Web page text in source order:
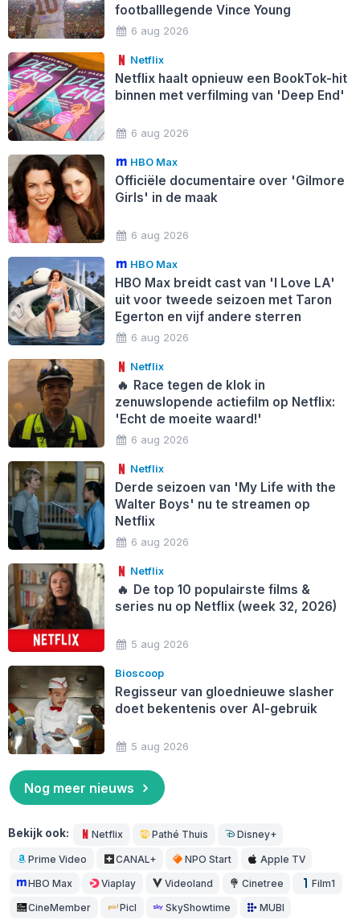
footballlegende Vince Young
6 aug 2026
Netflix
Netflix haalt opnieuw een BookTok-hit
binnen met verfilming van 'Deep End'
6 aug 2026
HBO Max
Officiële documentaire over 'Gilmore
Girls' in de maak
6 aug 2026
HBO Max
HBO Max breidt cast van 'I Love LA'
uit voor tweede seizoen met Taron
Egerton en vijf andere sterren
6 aug 2026
Netflix
🔥 Race tegen de klok in
zenuwslopende actiefilm op Netflix:
'Echt de moeite waard!'
6 aug 2026
Netflix
Derde seizoen van 'My Life with the
Walter Boys' nu te streamen op
Netflix
6 aug 2026
Netflix
🔥 De top 10 populairste films &
series nu op Netflix (week 32, 2026)
5 aug 2026
Bioscoop
Regisseur van gloednieuwe slasher
doet bekentenis over AI-gebruik
5 aug 2026
Nog meer nieuws
Bekijk ook: Netflix Pathé Thuis Disney+
Prime Video CANAL+ NPO Start Apple TV
HBO Max Viaplay Videoland Cinetree Film1
CineMember Picl SkyShowtime MUBI